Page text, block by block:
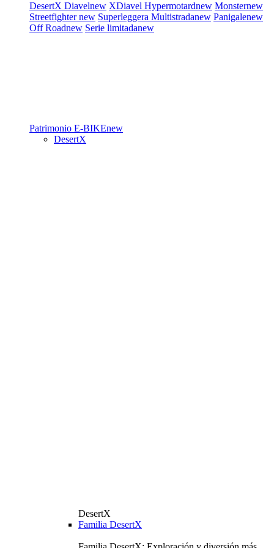
DesertX Diavelnew XDiavel Hypermotardnew Monsternew
Streetfighternew Superleggera Multistradanew Panigalenew
Off Roadnew Serie limitadanew
Patrimonio E-BIKEnew
DesertX
DesertX
Familia DesertX